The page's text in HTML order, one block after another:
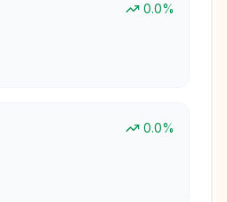
0.0%
0.0%